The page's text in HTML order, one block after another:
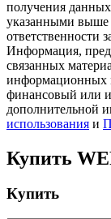
Авто Инвест
Получите
получения
указанными выше
ответственности
Информация,
связанных
информационных
финансовый или
дополнительной
использования и
Купить
Купить